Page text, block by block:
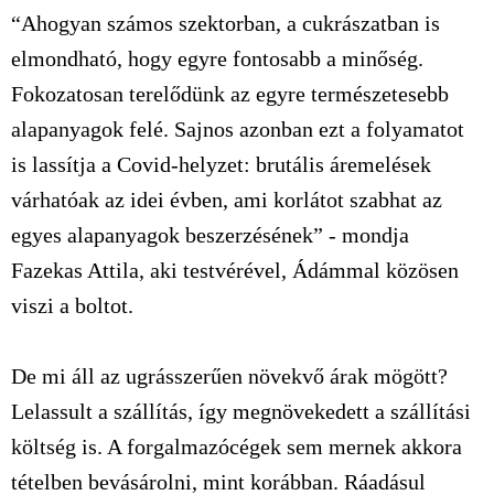
“Ahogyan számos szektorban, a cukrászatban is
elmondható, hogy egyre fontosabb a minőség.
Fokozatosan terelődünk az egyre természetesebb
alapanyagok felé. Sajnos azonban ezt a folyamatot
is lassítja a Covid-helyzet: brutális áremelések
várhatóak az idei évben, ami korlátot szabhat az
egyes alapanyagok beszerzésének” - mondja
Fazekas Attila, aki testvérével, Ádámmal közösen
viszi a boltot.
De mi áll az ugrásszerűen növekvő árak mögött?
Lelassult a szállítás, így megnövekedett a szállítási
költség is. A forgalmazócégek sem mernek akkora
tételben bevásárolni, mint korábban. Ráadásul